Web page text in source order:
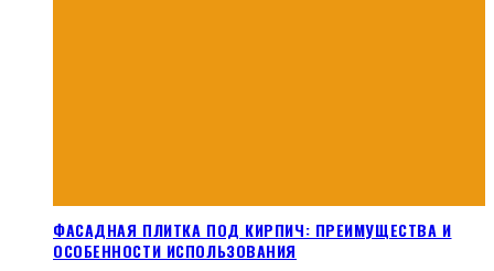
ФАСАДНАЯ ПЛИТКА ПОД КИРПИЧ: ПРЕИМУЩЕСТВА И
ОСОБЕННОСТИ ИСПОЛЬЗОВАНИЯ